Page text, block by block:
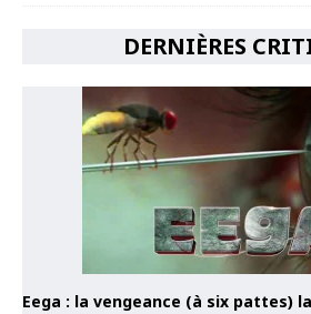
DERNIÈRES
Eega : la vengeance (à six pattes)